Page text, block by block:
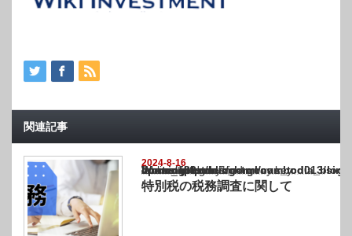
関連記事
2024-8-16
Warning
: Undefined array key "show_category" in
/home/netst/kuno-cpa.co.jp/public_html/cambodia_blog/wp-content/themes/
on line183
特別税の税務調査に関して